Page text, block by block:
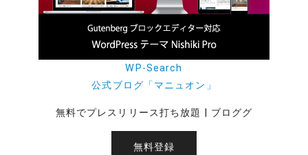
WP-Search
公式ブログ「マニュオン」
無料でプレスリリース打ち放題 | ブロググ
無料登録